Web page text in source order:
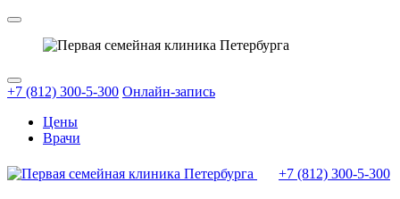
+7 (812) 300-5-300 Онлайн-запись
Цены
Врачи
+7 (812) 300-5-300